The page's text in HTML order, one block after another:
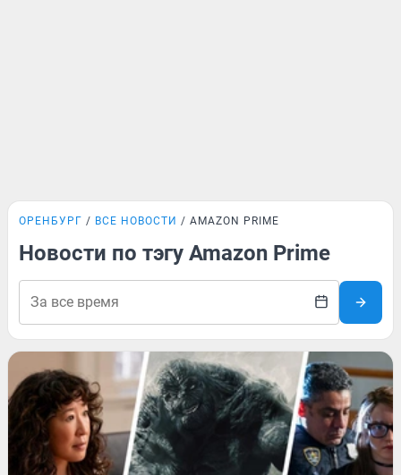
ОРЕНБУРГ ВСЕ НОВОСТИ AMAZON PRIME
Новости по тэгу Amazon Prime